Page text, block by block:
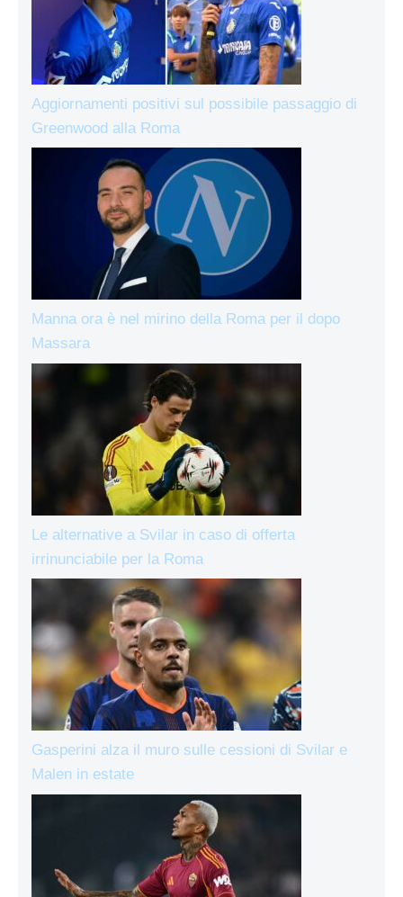
Aggiornamenti positivi sul possibile passaggio di
Greenwood alla Roma
Manna ora è nel mirino della Roma per il dopo
Massara
Le alternative a Svilar in caso di offerta
irrinunciabile per la Roma
Gasperini alza il muro sulle cessioni di Svilar e
Malen in estate